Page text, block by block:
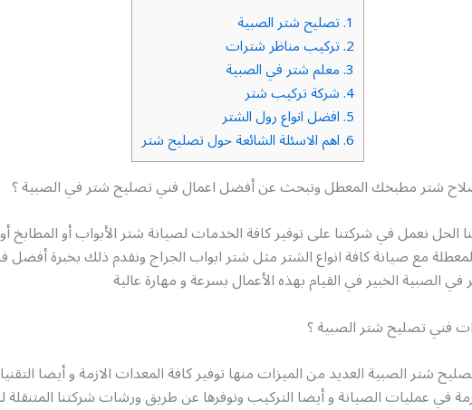
1. تصليح شتر الصبية
2. تركيب مناظر شترات
3. معلم شتر في الصبية
4. شركة تركيب شتر
5. افضل انواع رول الشتر
6. اهم الاسئلة الشائعة حول تصليح شتر
شتر مطبخك المعطل وتبحث عن أفضل اعمال فني تصليح شتر في الصبية ؟
الحل نعمل في شركتنا على توفير كافة الخدمات لصيانة شتر الأبواب أو المطابخ أو
مع صيانة كافة انواع الشتر مثل شتر ابواب الجراج ونقدم ذلك بخبرة أفضل
الصبية الخبير في القيام بهذه الأعمال بسرعة و مهارة عالية
فني تصليح شتر الصبية ؟
شتر الصبية العديد من الميزات منها توفير كافة المعدات الازمة و أيضا
في عمليات الصيانة و أيضا التركيب ونوفرها عن طريق ورشات شركتنا المتنقلة